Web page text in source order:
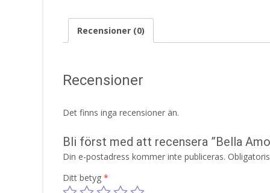
Recensioner (0)
Recensioner
Det finns inga recensioner än.
Bli först med att recensera ”Bella
Din e-postadress kommer inte publiceras.
Ditt betyg *